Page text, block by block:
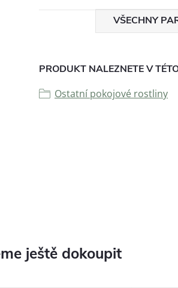
VŠECHNY
PRODUKT NALEZNETE V
Ostatní pokojové rostliny
ještě dokoupit